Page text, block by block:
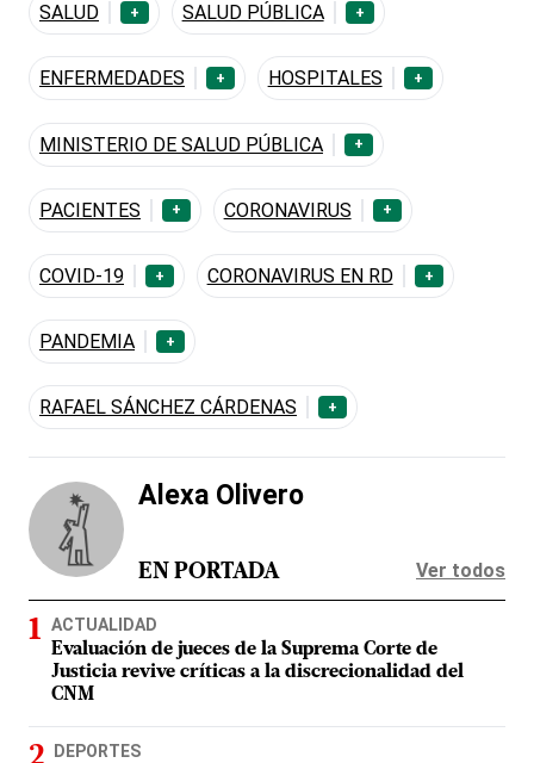
SALUD
+ SALUD PÚBLICA +
ENFERMEDADES + HOSPITALES +
MINISTERIO DE SALUD PÚBLICA +
PACIENTES + CORONAVIRUS +
COVID-19 + CORONAVIRUS EN RD +
PANDEMIA +
RAFAEL SÁNCHEZ CÁRDENAS +
Alexa Olivero
EN PORTADA Ver todos
ACTUALIDAD
Evaluación de jueces de la Suprema Corte de
Justicia revive críticas a la discrecionalidad del
CNM
DEPORTES